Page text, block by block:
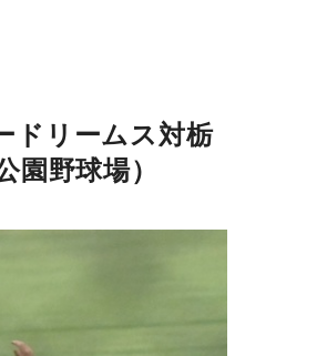
ドリームス対栃
野球場）